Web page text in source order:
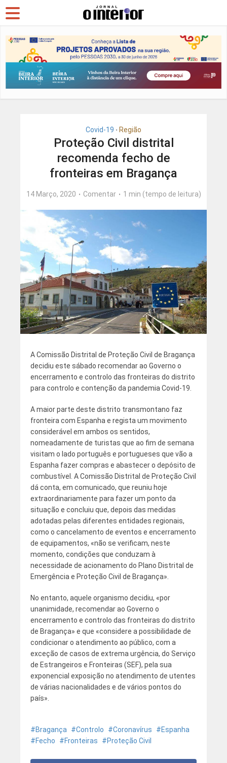
Covid-19 • Região
Proteção Civil distrital
recomenda fecho de
fronteiras em Bragança
14 Março, 2020 Comentar 1 min (tempo de leitura)
A Comissão Distrital de Proteção Civil de Bragança
decidiu este sábado recomendar ao Governo o
encerramento e controlo das fronteiras do distrito
para controlo e contenção da pandemia Covid-19.
A maior parte deste distrito transmontano faz
fronteira com Espanha e regista um movimento
considerável em ambos os sentidos,
nomeadamente de turistas que ao fim de semana
visitam o lado português e portugueses que vão a
Espanha fazer compras e abastecer o depósito de
combustível. A Comissão Distrital de Proteção Civil
dá conta, em comunicado, que reuniu hoje
extraordinariamente para fazer um ponto da
situação e concluiu que, depois das medidas
adotadas pelas diferentes entidades regionais,
como o cancelamento de eventos e encerramento
de equipamentos, «não se verificam, neste
momento, condições que conduzam à
necessidade de acionamento do Plano Distrital de
Emergência e Proteção Civil de Bragança».
No entanto, aquele organismo decidiu, «por
unanimidade, recomendar ao Governo o
encerramento e controlo das fronteiras do distrito
de Bragança» e que «considere a possibilidade de
condicionar o atendimento ao público, com a
exceção de casos de extrema urgência, do Serviço
de Estrangeiros e Fronteiras (SEF), pela sua
exponencial exposição no atendimento de utentes
de várias nacionalidades e de vários pontos do
país».
Bragança Controlo Coronavírus
Espanha
Fecho
Fronteiras Proteção Civil